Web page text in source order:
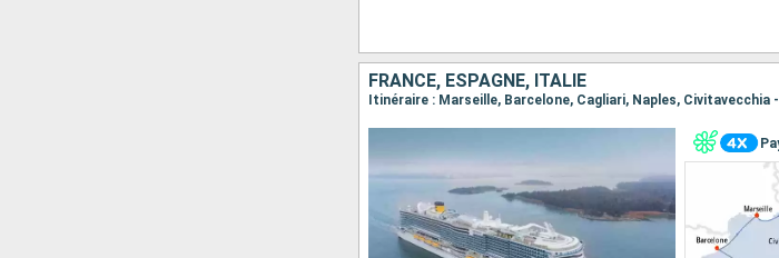
FRANCE, ESPAGNE, ITALIE
Itinéraire : Marseille, Barcelone, Cagliari, Naples, Civitavecchia